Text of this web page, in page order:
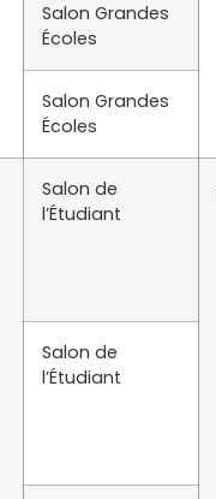
Salon Grandes
Écoles
Salon Grandes
Écoles
Salon de
l’Étudiant
Salon de
l’Étudiant